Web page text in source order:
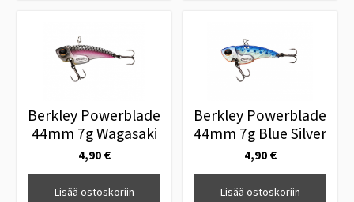
Berkley Powerblade
44mm 7g Wagasaki
4,90 €
Lisää ostoskoriin
Berkley Powerblade
44mm 7g Blue Silver
4,90 €
Lisää ostoskoriin